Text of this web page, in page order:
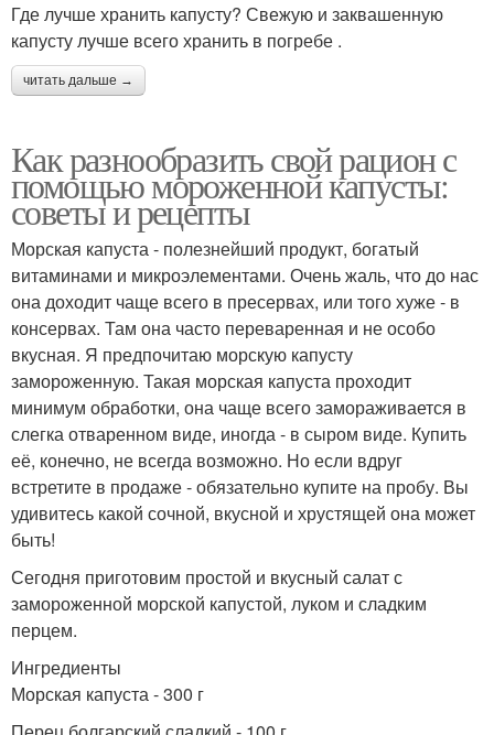
Где лучше хранить капусту? Свежую и заквашенную
капусту лучше всего хранить в погребе .
читать дальше →
Как разнообразить свой рацион с
помощью мороженной капусты:
советы и рецепты
Морская капуста - полезнейший продукт, богатый
витаминами и микроэлементами. Очень жаль, что до нас
она доходит чаще всего в пресервах, или того хуже - в
консервах. Там она часто переваренная и не особо
вкусная. Я предпочитаю морскую капусту
замороженную. Такая морская капуста проходит
минимум обработки, она чаще всего замораживается в
слегка отваренном виде, иногда - в сыром виде. Купить
её, конечно, не всегда возможно. Но если вдруг
встретите в продаже - обязательно купите на пробу. Вы
удивитесь какой сочной, вкусной и хрустящей она может
быть!
Сегодня приготовим простой и вкусный салат с
замороженной морской капустой, луком и сладким
перцем.
Ингредиенты
Морская капуста - 300 г